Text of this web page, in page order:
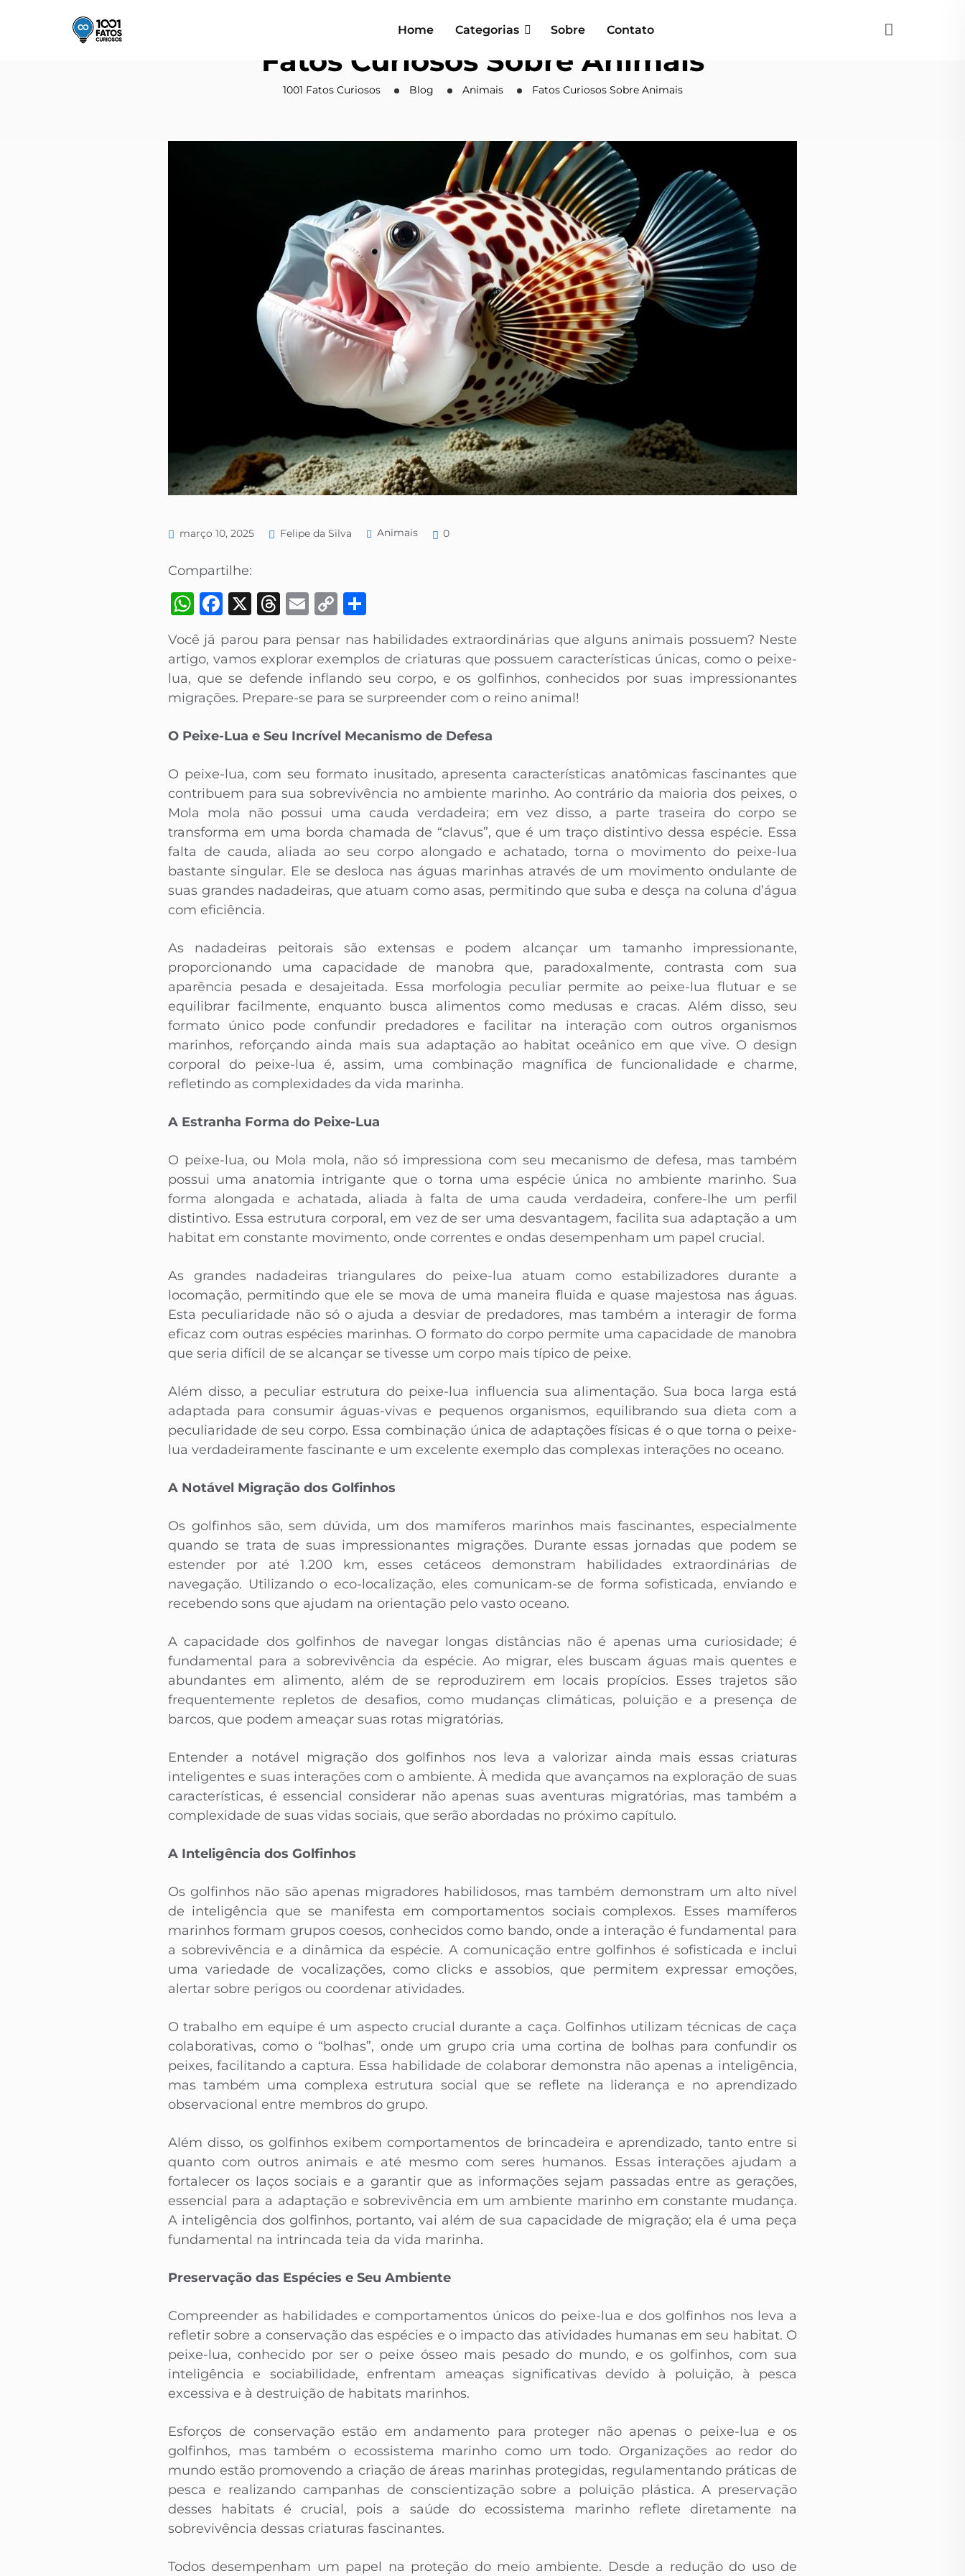
Home Categorias Sobre Contato
Fatos Curiosos Sobre Animais
1001 Fatos Curiosos Blog Animais Fatos Curiosos Sobre Animais
março 10, 2025 Felipe da Silva Animais 0
Compartilhe:
WhatsApp
Facebook
X Threads
Email
Copy
Você já parou para pensar nas habilidades extraordinárias que alguns animais possuem? Neste
artigo, vamos explorar exemplos de criaturas que possuem características únicas, como o peixe-
lua, que se defende inflando seu corpo, e os golfinhos, conhecidos por suas impressionantes
migrações. Prepare-se para se surpreender com o reino animal!
O Peixe-Lua e Seu Incrível Mecanismo de Defesa
O peixe-lua, com seu formato inusitado, apresenta características anatômicas fascinantes que
contribuem para sua sobrevivência no ambiente marinho. Ao contrário da maioria dos peixes, o
Mola mola não possui uma cauda verdadeira; em vez disso, a parte traseira do corpo se
transforma em uma borda chamada de “clavus”, que é um traço distintivo dessa espécie. Essa
falta de cauda, aliada ao seu corpo alongado e achatado, torna o movimento do peixe-lua
bastante singular. Ele se desloca nas águas marinhas através de um movimento ondulante de
suas grandes nadadeiras, que atuam como asas, permitindo que suba e desça na coluna d’água
com eficiência.
As nadadeiras peitorais são extensas e podem alcançar um tamanho impressionante,
proporcionando uma capacidade de manobra que, paradoxalmente, contrasta com sua
aparência pesada e desajeitada. Essa morfologia peculiar permite ao peixe-lua flutuar e se
equilibrar facilmente, enquanto busca alimentos como medusas e cracas. Além disso, seu
formato único pode confundir predadores e facilitar na interação com outros organismos
marinhos, reforçando ainda mais sua adaptação ao habitat oceânico em que vive. O design
corporal do peixe-lua é, assim, uma combinação magnífica de funcionalidade e charme,
refletindo as complexidades da vida marinha.
A Estranha Forma do Peixe-Lua
O peixe-lua, ou Mola mola, não só impressiona com seu mecanismo de defesa, mas também
possui uma anatomia intrigante que o torna uma espécie única no ambiente marinho. Sua
forma alongada e achatada, aliada à falta de uma cauda verdadeira, confere-lhe um perfil
distintivo. Essa estrutura corporal, em vez de ser uma desvantagem, facilita sua adaptação a um
habitat em constante movimento, onde correntes e ondas desempenham um papel crucial.
As grandes nadadeiras triangulares do peixe-lua atuam como estabilizadores durante a
locomação, permitindo que ele se mova de uma maneira fluida e quase majestosa nas águas.
Esta peculiaridade não só o ajuda a desviar de predadores, mas também a interagir de forma
eficaz com outras espécies marinhas. O formato do corpo permite uma capacidade de manobra
que seria difícil de se alcançar se tivesse um corpo mais típico de peixe.
Além disso, a peculiar estrutura do peixe-lua influencia sua alimentação. Sua boca larga está
adaptada para consumir águas-vivas e pequenos organismos, equilibrando sua dieta com a
peculiaridade de seu corpo. Essa combinação única de adaptações físicas é o que torna o peixe-
lua verdadeiramente fascinante e um excelente exemplo das complexas interações no oceano.
A Notável Migração dos Golfinhos
Os golfinhos são, sem dúvida, um dos mamíferos marinhos mais fascinantes, especialmente
quando se trata de suas impressionantes migrações. Durante essas jornadas que podem se
estender por até 1.200 km, esses cetáceos demonstram habilidades extraordinárias de
navegação. Utilizando o eco-localização, eles comunicam-se de forma sofisticada, enviando e
recebendo sons que ajudam na orientação pelo vasto oceano.
A capacidade dos golfinhos de navegar longas distâncias não é apenas uma curiosidade; é
fundamental para a sobrevivência da espécie. Ao migrar, eles buscam águas mais quentes e
abundantes em alimento, além de se reproduzirem em locais propícios. Esses trajetos são
frequentemente repletos de desafios, como mudanças climáticas, poluição e a presença de
barcos, que podem ameaçar suas rotas migratórias.
Entender a notável migração dos golfinhos nos leva a valorizar ainda mais essas criaturas
inteligentes e suas interações com o ambiente. À medida que avançamos na exploração de suas
características, é essencial considerar não apenas suas aventuras migratórias, mas também a
complexidade de suas vidas sociais, que serão abordadas no próximo capítulo.
A Inteligência dos Golfinhos
Os golfinhos não são apenas migradores habilidosos, mas também demonstram um alto nível
de inteligência que se manifesta em comportamentos sociais complexos. Esses mamíferos
marinhos formam grupos coesos, conhecidos como bando, onde a interação é fundamental para
a sobrevivência e a dinâmica da espécie. A comunicação entre golfinhos é sofisticada e inclui
uma variedade de vocalizações, como clicks e assobios, que permitem expressar emoções,
alertar sobre perigos ou coordenar atividades.
O trabalho em equipe é um aspecto crucial durante a caça. Golfinhos utilizam técnicas de caça
colaborativas, como o “bolhas”, onde um grupo cria uma cortina de bolhas para confundir os
peixes, facilitando a captura. Essa habilidade de colaborar demonstra não apenas a inteligência,
mas também uma complexa estrutura social que se reflete na liderança e no aprendizado
observacional entre membros do grupo.
Além disso, os golfinhos exibem comportamentos de brincadeira e aprendizado, tanto entre si
quanto com outros animais e até mesmo com seres humanos. Essas interações ajudam a
fortalecer os laços sociais e a garantir que as informações sejam passadas entre as gerações,
essencial para a adaptação e sobrevivência em um ambiente marinho em constante mudança.
A inteligência dos golfinhos, portanto, vai além de sua capacidade de migração; ela é uma peça
fundamental na intrincada teia da vida marinha.
Preservação das Espécies e Seu Ambiente
Compreender as habilidades e comportamentos únicos do peixe-lua e dos golfinhos nos leva a
refletir sobre a conservação das espécies e o impacto das atividades humanas em seu habitat. O
peixe-lua, conhecido por ser o peixe ósseo mais pesado do mundo, e os golfinhos, com sua
inteligência e sociabilidade, enfrentam ameaças significativas devido à poluição, à pesca
excessiva e à destruição de habitats marinhos.
Esforços de conservação estão em andamento para proteger não apenas o peixe-lua e os
golfinhos, mas também o ecossistema marinho como um todo. Organizações ao redor do
mundo estão promovendo a criação de áreas marinhas protegidas, regulamentando práticas de
pesca e realizando campanhas de conscientização sobre a poluição plástica. A preservação
desses habitats é crucial, pois a saúde do ecossistema marinho reflete diretamente na
sobrevivência dessas criaturas fascinantes.
Todos desempenham um papel na proteção do meio ambiente. Desde a redução do uso de